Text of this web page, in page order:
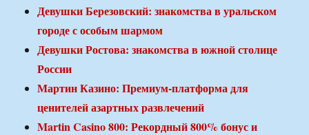
Девушки Березовский: знакомства в уральском
городе с особым шармом
Девушки Ростова: знакомства в южной столице
России
Мартин Казино: Премиум-платформа для
ценителей азартных развлечений
Martin Casino 800: Рекордный 800% бонус и